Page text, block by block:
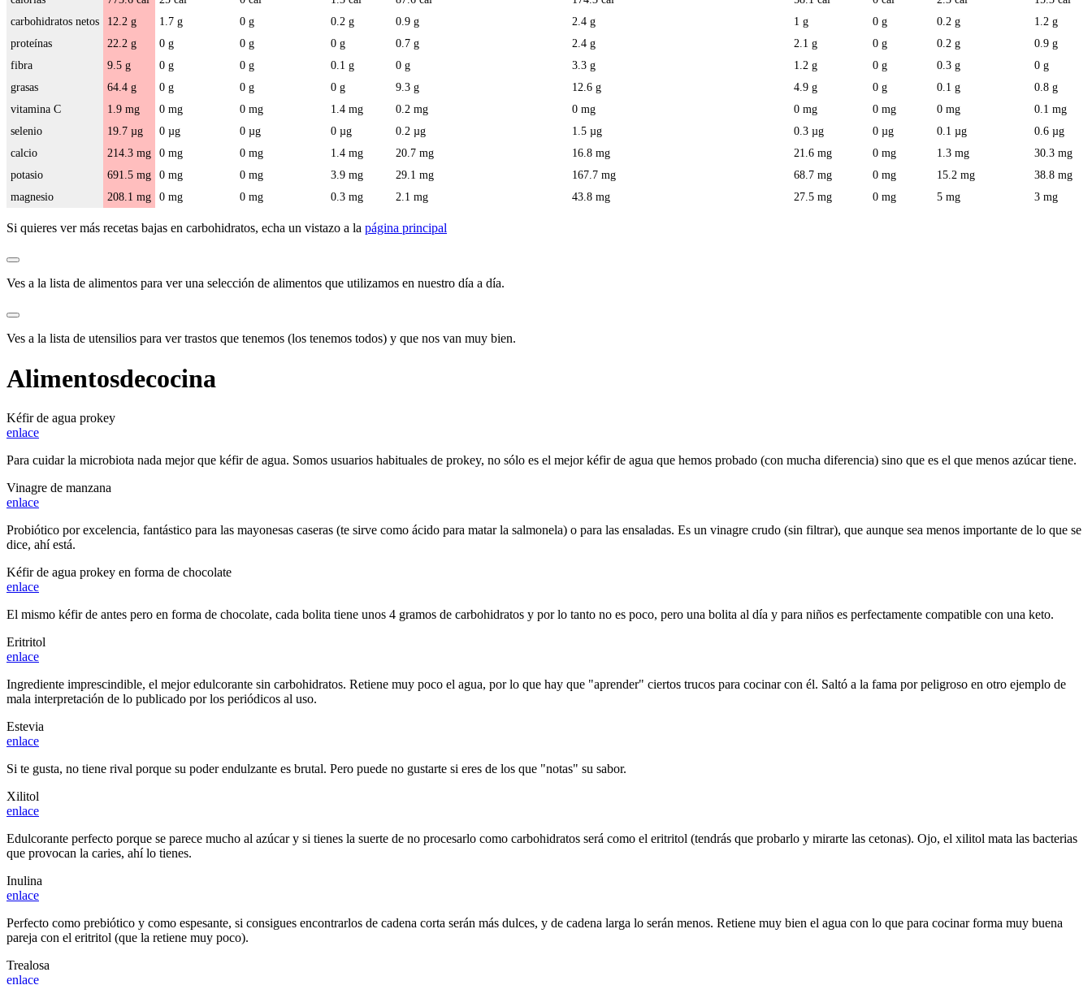
carbohidratos netos
proteínas
fibra
grasas
vitamina C
selenio
calcio
potasio
magnesio
12.2 g
22.2 g
9.5 g
64.4 g
1.9 mg
19.7 µg
214.3 mg
691.5 mg
208.1 mg
1.7 g
0 g
0 g
0 g
0 mg
0 µg
0 mg
0 mg
0 mg
0 g
0 g
0 g
0 g
0 mg
0 µg
0 mg
0 mg
0 mg
0.2 g
0 g
0.1 g
0 g
1.4 mg
0 µg
1.4 mg
3.9 mg
0.3 mg
0.9 g
0.7 g
0 g
9.3 g
0.2 mg
0.2 µg
20.7 mg
29.1 mg
2.1 mg
2.4 g
2.4 g
3.3 g
12.6 g
0 mg
1.5 µg
16.8 mg
167.7 mg
43.8 mg
1 g
2.1 g
1.2 g
4.9 g
0 mg
0.3 µg
21.6 mg
68.7 mg
27.5 mg
0 g
0 g
0 g
0 g
0 mg
0 µg
0 mg
0 mg
0 mg
0.2 g
0.2 g
0.3 g
0.1 g
0 mg
0.1 µg
1.3 mg
15.2 mg
5 mg
1.2 g
0.9 g
0 g
0.8 g
0.1 mg
0.6 µg
30.3 mg
38.8 mg
3 mg
Si quieres ver más recetas bajas en carbohidratos, echa un vistazo a la página principal
Ves a la lista de alimentos para ver una selección de alimentos que utilizamos en nuestro día a día.
Ves a la lista de utensilios para ver trastos que tenemos (los tenemos todos) y que nos van muy bien.
Alimentosdecocina
Kéfir de agua prokey
enlace
Para cuidar la microbiota nada mejor que kéfir de agua. Somos usuarios habituales de prokey, no sólo es el mejor kéfir de agua que hemos probado (con mucha diferencia) sino que es el que menos azúcar tiene.
Vinagre de manzana
enlace
Probiótico por excelencia, fantástico para las mayonesas caseras (te sirve como ácido para matar la salmonela) o para las ensaladas. Es un vinagre crudo (sin filtrar), que aunque sea menos importante de lo que se
dice, ahí está.
Kéfir de agua prokey en forma de chocolate
enlace
El mismo kéfir de antes pero en forma de chocolate, cada bolita tiene unos 4 gramos de carbohidratos y por lo tanto no es poco, pero una bolita al día y para niños es perfectamente compatible con una keto.
Eritritol
enlace
Ingrediente imprescindible, el mejor edulcorante sin carbohidratos. Retiene muy poco el agua, por lo que hay que "aprender" ciertos trucos para cocinar con él. Saltó a la fama por peligroso en otro ejemplo de
mala interpretación de lo publicado por los periódicos al uso.
Estevia
enlace
Si te gusta, no tiene rival porque su poder endulzante es brutal. Pero puede no gustarte si eres de los que "notas" su sabor.
Xilitol
enlace
Edulcorante perfecto porque se parece mucho al azúcar y si tienes la suerte de no procesarlo como carbohidratos será como el eritritol (tendrás que probarlo y mirarte las cetonas). Ojo, el xilitol mata las bacterias
que provocan la caries, ahí lo tienes.
Inulina
enlace
Perfecto como prebiótico y como espesante, si consigues encontrarlos de cadena corta serán más dulces, y de cadena larga lo serán menos. Retiene muy bien el agua con lo que para cocinar forma muy buena
pareja con el eritritol (que la retiene muy poco).
Trealosa
enlace